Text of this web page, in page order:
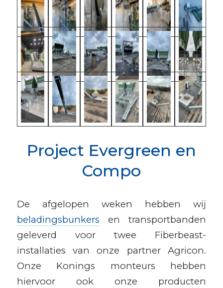
Project Evergreen en
Compo
De afgelopen weken hebben wij
beladingsbunkers en transportbanden
geleverd voor twee Fiberbeast-
installaties van onze partner Agricon.
Onze Konings monteurs hebben
hiervoor ook onze producten